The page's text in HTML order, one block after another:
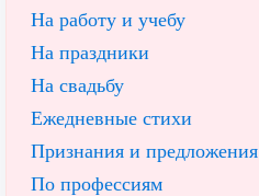
На работу и учебу
На праздники
На свадьбу
Ежедневные стихи
Признания и предложения
По профессиям